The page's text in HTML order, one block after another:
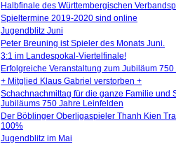
Halbfinale des Württembergischen
Spieltermine 2019-2020 sind online
Jugendblitz Juni
Peter Breuning ist Spieler des Monats Juni.
3:1 im Landespokal-Viertelfinale!
Erfolgreiche Veranstaltung zum Jubiläum
+ Mitglied Klaus Gabriel verstorben +
Schachnachmittag für die ganze Familie und
Jubiläums 750 Jahre Leinfelden
Der Böblinger Oberligaspieler Thanh Kien
100%
Jugendblitz im Mai